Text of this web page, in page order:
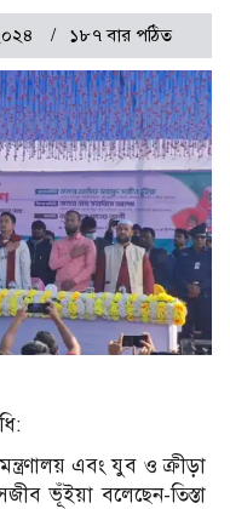
১৮৭ বার পঠিত
এবং যুব ও ক্রীড়া
ভূঁইয়া বলেছেন-তিস্তা